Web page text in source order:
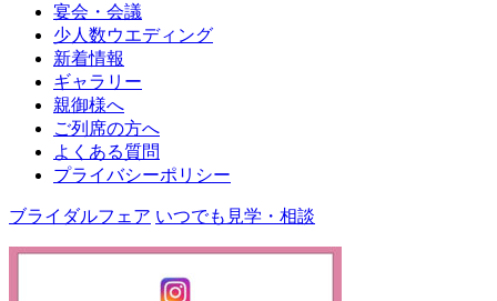
宴会・会議
少人数ウエディング
新着情報
ギャラリー
親御様へ
ご列席の方へ
よくある質問
プライバシーポリシー
ブライダルフェア いつでも見学・相談